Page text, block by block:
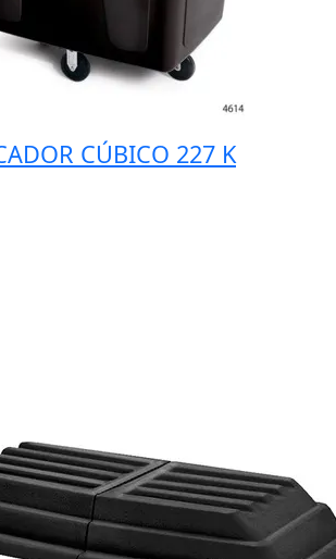
CÚBICO 227 K